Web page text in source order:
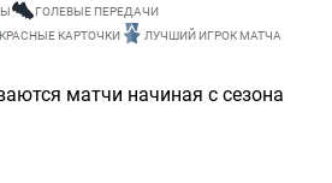
ГОЛЕВЫЕ ПЕРЕДАЧИ
КРАСНЫЕ КАРТОЧКИ ЛУЧШИЙ ИГРОК МАТЧА
матчи начиная с сезона